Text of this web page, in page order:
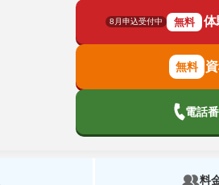
8月申込受付中 無料 体
電話
料